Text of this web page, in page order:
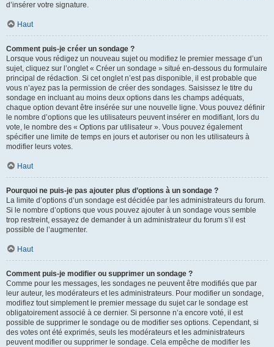
d’insérer votre signature.
Haut
Comment puis-je créer un sondage ?
Lorsque vous rédigez un nouveau sujet ou modifiez le premier message d’un
sujet, cliquez sur l’onglet « Créer un sondage » situé en-dessous du formulaire
principal de rédaction. Si cet onglet n’est pas disponible, il est probable que
vous n’ayez pas la permission de créer des sondages. Saisissez le titre du
sondage en incluant au moins deux options dans les champs adéquats,
chaque option devant être insérée sur une nouvelle ligne. Vous pouvez définir
le nombre d’options que les utilisateurs peuvent insérer en modifiant, lors du
vote, le nombre des « Options par utilisateur ». Vous pouvez également
spécifier une limite de temps en jours et autoriser ou non les utilisateurs à
modifier leurs votes.
Haut
Pourquoi ne puis-je pas ajouter plus d’options à un sondage ?
La limite d’options d’un sondage est décidée par les administrateurs du forum.
Si le nombre d’options que vous pouvez ajouter à un sondage vous semble
trop restreint, essayez de demander à un administrateur du forum s’il est
possible de l’augmenter.
Haut
Comment puis-je modifier ou supprimer un sondage ?
Comme pour les messages, les sondages ne peuvent être modifiés que par
leur auteur, les modérateurs et les administrateurs. Pour modifier un sondage,
modifiez tout simplement le premier message du sujet car le sondage est
obligatoirement associé à ce dernier. Si personne n’a encore voté, il est
possible de supprimer le sondage ou de modifier ses options. Cependant, si
des votes ont été exprimés, seuls les modérateurs et les administrateurs
peuvent modifier ou supprimer le sondage. Cela empêche de modifier les